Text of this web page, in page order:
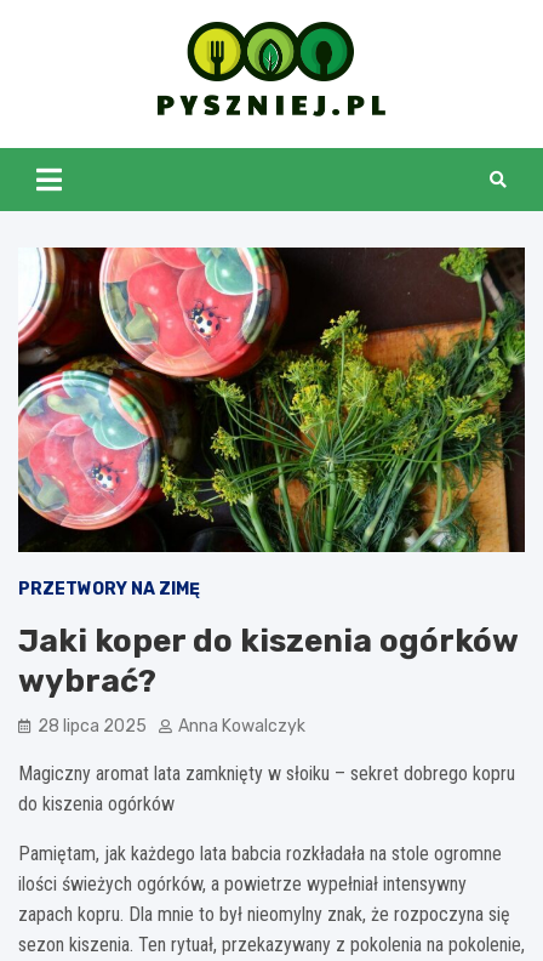
pyszniej.pl
PRZETWORY NA ZIMĘ
Jaki koper do kiszenia ogórków
wybrać?
28 lipca 2025 Anna Kowalczyk
Magiczny aromat lata zamknięty w słoiku – sekret dobrego kopru
do kiszenia ogórków
Pamiętam, jak każdego lata babcia rozkładała na stole ogromne
ilości świeżych ogórków, a powietrze wypełniał intensywny
zapach kopru. Dla mnie to był nieomylny znak, że rozpoczyna się
sezon kiszenia. Ten rytuał, przekazywany z pokolenia na pokolenie,